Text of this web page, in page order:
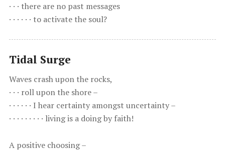
· · · there are no past messages
· · · · · · to activate the soul?
Tidal Surge
Waves crash upon the rocks,
· · · roll upon the shore –
· · · · · · I hear certainty amongst uncertainty –
· · · · · · · · · living is a doing by faith!
A positive choosing –